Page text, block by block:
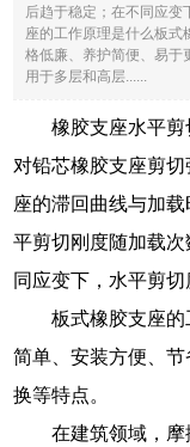
后趋于稳定；在不同应
座的工作原理是什么板式
格低廉、养护简便、易于
用于多层和高层......
橡胶支座水平
对铅芯橡胶支座剪
座的滞回曲线与加
平剪切刚度随加载
同应变下，水平剪切
板式橡胶支座
简单、安装方便、
换等特点。
在建筑领域，